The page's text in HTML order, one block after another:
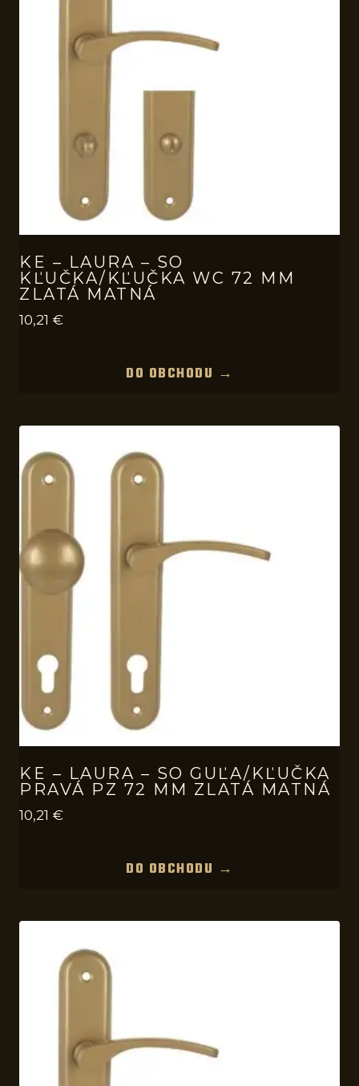
KE – LAURA – SO
KĽUČKA/KĽUČKA WC 72 MM
ZLATÁ MATNÁ
10,21 €
DO OBCHODU →
KE – LAURA – SO GUĽA/KĽUČKA
PRAVÁ PZ 72 MM ZLATÁ MATNÁ
10,21 €
DO OBCHODU →